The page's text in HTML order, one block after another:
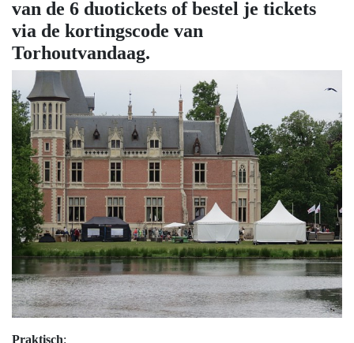
van de 6 duotickets of bestel je tickets
via de kortingscode van
Torhoutvandaag.
Praktisch: